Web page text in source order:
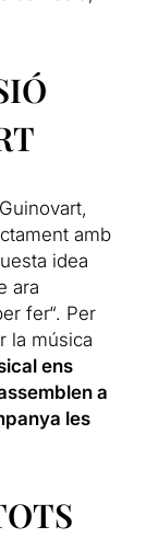
amb
idea
ara
fer“. Per
la música
ens
a
les